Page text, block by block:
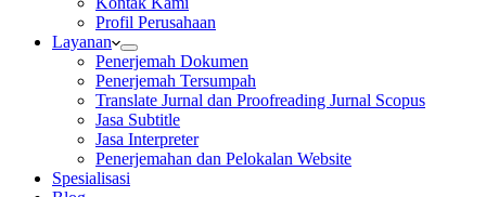
Profil Perusahaan
Layanan
Penerjemah Dokumen
Penerjemah Tersumpah
Translate Jurnal dan Proofreading Jurnal Scopus
Jasa Subtitle
Jasa Interpreter
Penerjemahan dan Pelokalan Website
Spesialisasi